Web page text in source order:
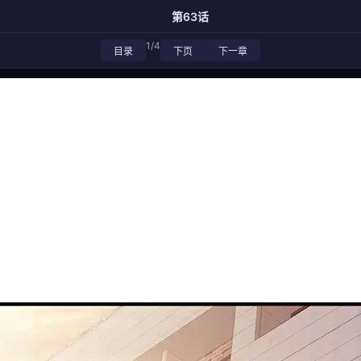
第63话
目录 1/4 下页 下一章